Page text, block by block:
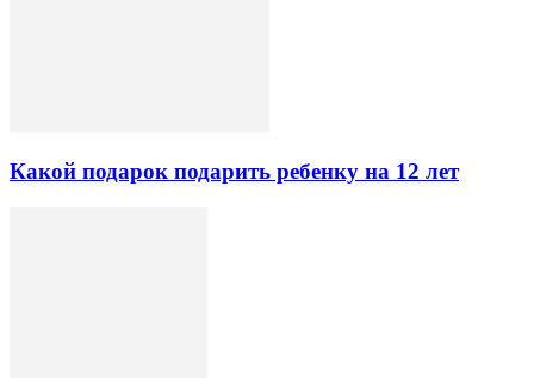
Какой подарок подарить ребенку на 12 лет